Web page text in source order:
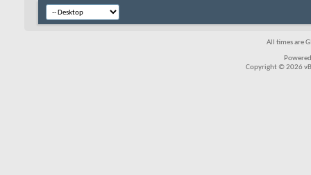
All times are
Copyright © 2026